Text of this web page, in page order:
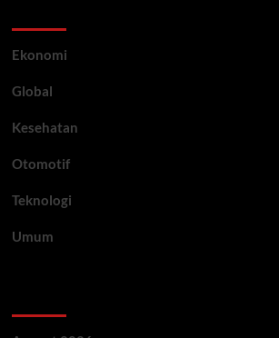
Ekonomi
Global
Kesehatan
Otomotif
Teknologi
Umum